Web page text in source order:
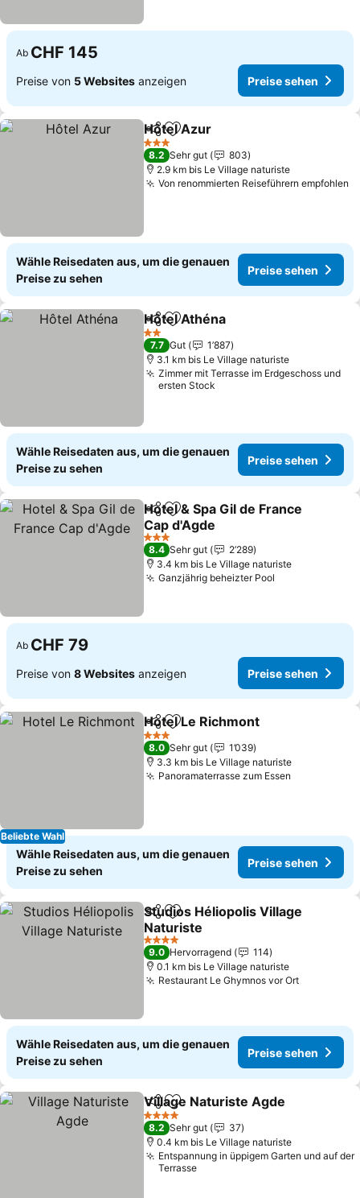
Ab CHF 145
Preise von 5 Websites anzeigen Preise sehen
TeilenZu Favoriten hinzufügen
Hôtel Azur
3 Sterne
8.2 Sehr gut
803
2.9 km bis Le Village naturiste
Von renommierten Reiseführern empfohlen
Wähle Reisedaten aus, um die genauen
Preise zu sehen
Preise sehen
TeilenZu Favoriten hinzufügen
Hôtel Athéna
2 Sterne
7.7 Gut
1’887
3.1 km bis Le Village naturiste
Zimmer mit Terrasse im Erdgeschoss und
ersten Stock
Wähle Reisedaten aus, um die genauen
Preise zu sehen
Preise sehen
TeilenZu Favoriten hinzufügen
Hotel & Spa Gil de France
Cap d'Agde
3 Sterne
8.4 Sehr gut
2’289
3.4 km bis Le Village naturiste
Ganzjährig beheizter Pool
Ab CHF 79
Preise von 8 Websites anzeigen Preise sehen
Beliebte Wahl
TeilenZu Favoriten hinzufügen
Hotel Le Richmont
3 Sterne
8.0 Sehr gut
1’039
3.3 km bis Le Village naturiste
Panoramaterrasse zum Essen
Wähle Reisedaten aus, um die genauen
Preise zu sehen
Preise sehen
TeilenZu Favoriten hinzufügen
Studios Héliopolis Village
Naturiste
4 Sterne
9.0 Hervorragend
114
0.1 km bis Le Village naturiste
Restaurant Le Ghymnos vor Ort
Wähle Reisedaten aus, um die genauen
Preise zu sehen
Preise sehen
TeilenZu Favoriten hinzufügen
Village Naturiste Agde
4 Sterne
8.2 Sehr gut
37
0.4 km bis Le Village naturiste
Entspannung in üppigem Garten und auf der
Terrasse